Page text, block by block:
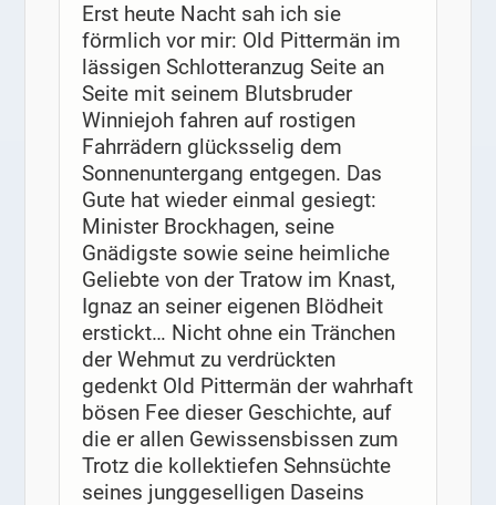
Erst heute Nacht sah ich sie
förmlich vor mir: Old Pittermän im
lässigen Schlotteranzug Seite an
Seite mit seinem Blutsbruder
Winniejoh fahren auf rostigen
Fahrrädern glücksselig dem
Sonnenuntergang entgegen. Das
Gute hat wieder einmal gesiegt:
Minister Brockhagen, seine
Gnädigste sowie seine heimliche
Geliebte von der Tratow im Knast,
Ignaz an seiner eigenen Blödheit
erstickt… Nicht ohne ein Tränchen
der Wehmut zu verdrückten
gedenkt Old Pittermän der wahrhaft
bösen Fee dieser Geschichte, auf
die er allen Gewissensbissen zum
Trotz die kollektiefen Sehnsüchte
seines junggeselligen Daseins